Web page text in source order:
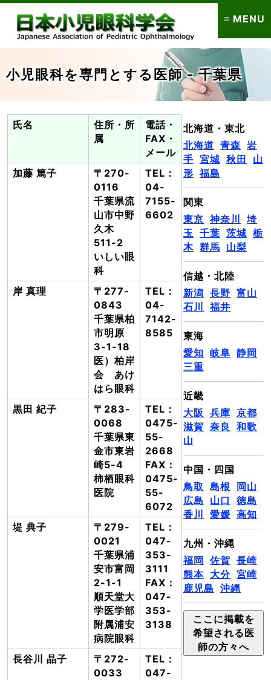
小児眼科を専門とする医師 - 千葉県
氏名
住所・所
属
電話・
FAX・
メール
加藤 篤子
〒270-
0116
千葉県流
山市中野
久木
511-2
いしい眼
科
TEL：
04-
7155-
6602
岸 真理
〒277-
0843
千葉県柏
市明原
3-1-18
医）柏岸
会 あけ
はら眼科
TEL：
04-
7142-
8585
黒田 紀子
〒283-
0068
千葉県東
金市東岩
崎5-4
柿栖眼科
医院
TEL：
0475-
55-
2668
FAX：
0475-
55-
6072
堤 典子
〒279-
0021
千葉県浦
安市富岡
2-1-1
順天堂大
学医学部
附属浦安
病院眼科
TEL：
047-
353-
3111
FAX：
047-
353-
3138
長谷川 晶子
〒272-
0033
TEL：
047-
北海道・東北
北海道 青森 岩
手 宮城 秋田
山
形 福島
関東
東京 神奈川
埼
玉 千葉 茨城 栃
木 群馬 山梨
信越・北陸
新潟 長野 富山
石川
福井
東海
愛知 岐阜 静岡
三重
近畿
大阪 兵庫 京都
滋賀 奈良
和歌
山
中国・四国
鳥取 島根
岡山
広島
山口
徳島
香川
愛媛 高知
九州・沖縄
福岡
佐賀 長崎
熊本 大分 宮崎
鹿児島 沖縄
ここに掲載を
希望される医
師の方々へ
≡ MENU